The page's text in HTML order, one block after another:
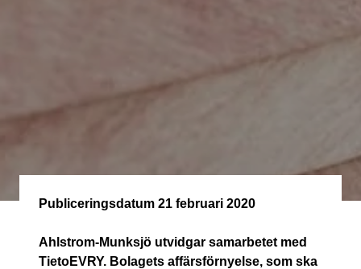
Publiceringsdatum 21 februari 2020
Ahlstrom-Munksjö utvidgar samarbetet med
TietoEVRY. Bolagets affärsförnyelse, som ska